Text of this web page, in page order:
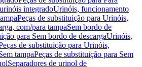
integradoUrinóis, funcionamento
Peças de substituição para Urinóis,
com/para tampaSem bordo de
para Sem bordo de descargaUrinóis,
de substituição para Urinóis,
tampaPeças de substituição para Sem
Separadores de urinol de